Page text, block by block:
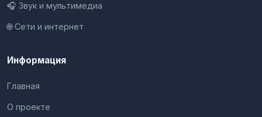
🎧 Звук и мультимедиа
🌐 Сети и интернет
Информация
Главная
О проекте